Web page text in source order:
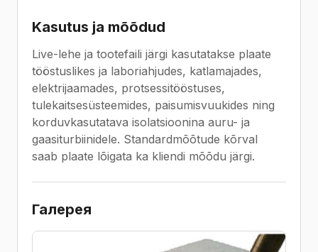
Kasutus ja mõõdud
Live-lehe ja tootefaili järgi kasutatakse plaate
tööstuslikes ja laboriahjudes, katlamajades,
elektrijaamades, protsessitööstuses,
tulekaitsesüsteemides, paisumisvuukides ning
korduvkasutatava isolatsioonina auru- ja
gaasiturbiinidele. Standardmõõtude kõrval
saab plaate lõigata ka kliendi mõõdu järgi.
Галерея